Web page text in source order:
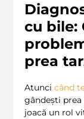
cu bile:
prea
Atunci când
gândești
joacă un rol